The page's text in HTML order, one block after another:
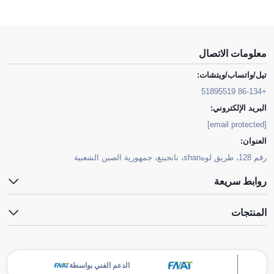
معلومات الاتصال
تيل/واتساب/ويتشات:
+86-134 51895519
البريد الإلكتروني:
[email protected]
العنوان:
رقم 128، طريق لوهshan، نانجينغ، جمهورية الصين الشعبية
روابط سريعة
المنتجات
الدعم الفني بواسطة